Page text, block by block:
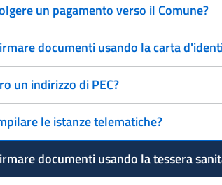
un pagamento verso il Comune?
documenti usando la carta
un indirizzo di PEC?
le istanze telematiche?
documenti usando la tessera